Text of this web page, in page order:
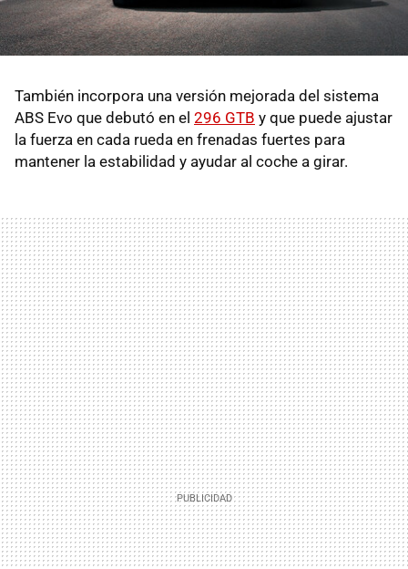
También incorpora una versión mejorada del sistema
ABS Evo que debutó en el 296 GTB y que puede ajustar
la fuerza en cada rueda en frenadas fuertes para
mantener la estabilidad y ayudar al coche a girar.